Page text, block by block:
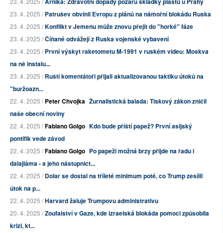
23. 4. 2025 /Patrušev obvinil Evropu z plánů na námořní blokádu Ruska
23. 4. 2025 /Konflikt v Jemenu může znovu přejít do "horké" fáze
23. 4. 2025 /Číňané odvážejí z Ruska vojenské vybavení
23. 4. 2025 /První výskyt raketometu M-1991 v ruském videu: Moskva
na ně instalu...
23. 4. 2025 /Ruští komentátoři přijali aktualizovanou taktiku útoků na
"buržoazn...
22. 4. 2025 /Peter Chvojka Žurnalistická balada: Tiskový zákon zničil
naše obecní noviny
22. 4. 2025 /Fabiano Golgo Kdo bude příští papež? První asijský
pontifik vede závod
22. 4. 2025 /Fabiano Golgo Po papeži možná brzy přijde na řadu i
dalajláma - a jeho nástupnict...
22. 4. 2025 /Dolar se dostal na tříleté minimum poté, co Trump zesílil
útok na p...
22. 4. 2025 /Harvard žaluje Trumpovu administrativu
20. 4. 2025 /Zoufalství v Gaze, kde izraelská blokáda pomoci způsobila
krizi, kt...